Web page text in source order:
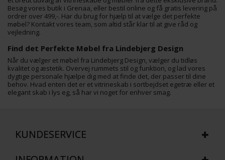
Besøg vores butik i Grenaa, eller bestil online og få gratis levering på
ordrer over 499,-. Har du brug for hjælp til at vælge det perfekte
møbel? Kontakt vores team, som altid står klar til at give råd og
vejledning.
Find det Perfekte Møbel fra Lindebjerg Design
Når du vælger et møbel fra Lindebjerg Design, vælger du tidløs
kvalitet og æstetik. Overvej rummets stil og funktion, og lad vores
dygtige personale hjælpe dig med at finde det, der passer til dine
behov. Hvad enten det er et vitrineskab i sortbejdset egetræ eller et
elegant skab i lys eg, så har vi noget for enhver smag.
KUNDESERVICE